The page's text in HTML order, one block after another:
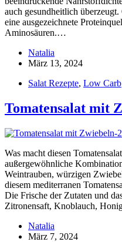
auch gesundheitlich
eine ausgezeichnete
Aminosäuren.…
Natalia
März 13, 2024
Salat Rezepte, Low Carb
Tomatensalat mit
Was macht diesen
außergewöhnliche
Weintrauben, würzigen
diesem mediterranen
Die Frische der Zutaten und
Zitronensaft, Knoblauch,
Natalia
März 7, 2024